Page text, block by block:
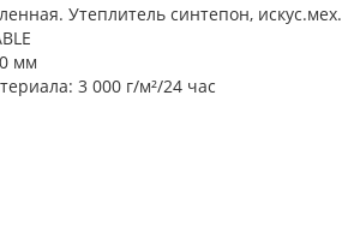
Утеплитель синтепон, искус.мех.
мм
3 000 г/м²/24 час